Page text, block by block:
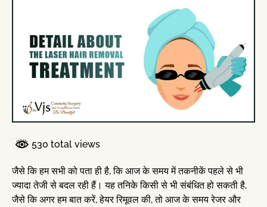
530 total views
जैसे कि हम सभी को पता ही है, कि आज के समय में तकनीकें पहले से भी
ज्यादा तेजी से बदल रही हैं। यह तनिके किसी से भी संबंधित हो सकती है,
जैसे कि अगर हम बात करें, हेयर रिमूवल की, तो आज के समय रेजर और